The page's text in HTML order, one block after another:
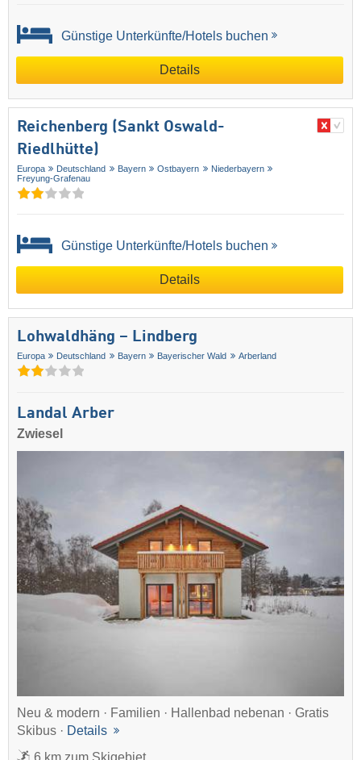
Günstige Unterkünfte/Hotels buchen
Details
Reichenberg (Sankt Oswald-
Riedlhütte)
Europa Deutschland Bayern Ostbayern
Niederbayern
Freyung-Grafenau
Günstige Unterkünfte/Hotels buchen
Details
Lohwaldhäng – Lindberg
Europa Deutschland Bayern Bayerischer Wald Arberland
Landal Arber
Zwiesel
Neu & modern · Familien · Hallenbad nebenan · Gratis
Skibus · Details